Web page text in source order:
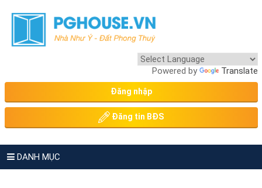
Powered by Translate
Đăng nhập
Đăng tin BĐS
DANH MỤC